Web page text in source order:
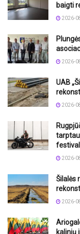
baigti
2026-
2026-
UAB
2026-
2026-
Šilalės
2026-
kalinių